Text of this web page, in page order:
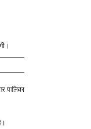
पालिका